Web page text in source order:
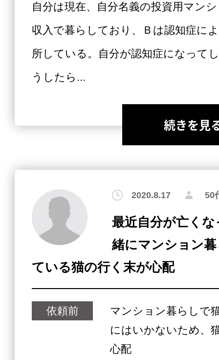
自分は現在、自分名義の投資用マン
収入で暮らしており、Ｂは認知症に
所している。自分が認知症になって
うしたら...
続きを見
2020.8.17 50
最近自分が亡く
緒にマンション
ている猫の行く末が心配
依頼前
マンション暮らしで
にはいかないため、
心配